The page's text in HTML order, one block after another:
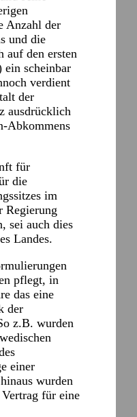
Anzahl der
und die
auf den ersten
scheinbar
verdient
der
ausdrücklich
Abkommens
für
die
im
Regierung
sei auch dies
Landes.
pflegt, in
das eine
der
z.B. wurden
einer
wurden
für eine